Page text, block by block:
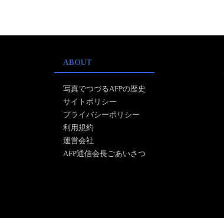
ABOUT
写真でつづるAFPの歴史
サイトポリシー
プライバシーポリシー
利用規約
運営会社
AFP通信会長ごあいさつ